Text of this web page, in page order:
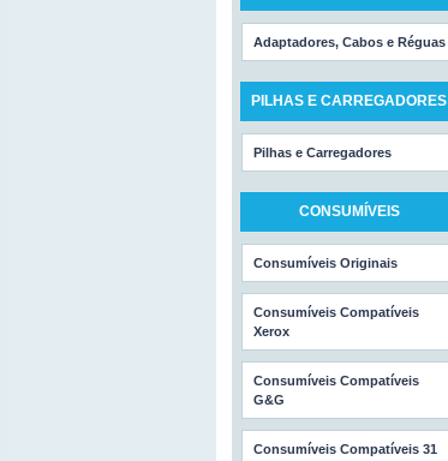
Adaptadores, Cabos e Réguas
PILHAS E CARREGADORES
Pilhas e Carregadores
CONSUMÍVEIS
Consumíveis Originais
Consumíveis Compatíveis
Xerox
Consumíveis Compatíveis
G&G
Consumíveis Compatíveis 31